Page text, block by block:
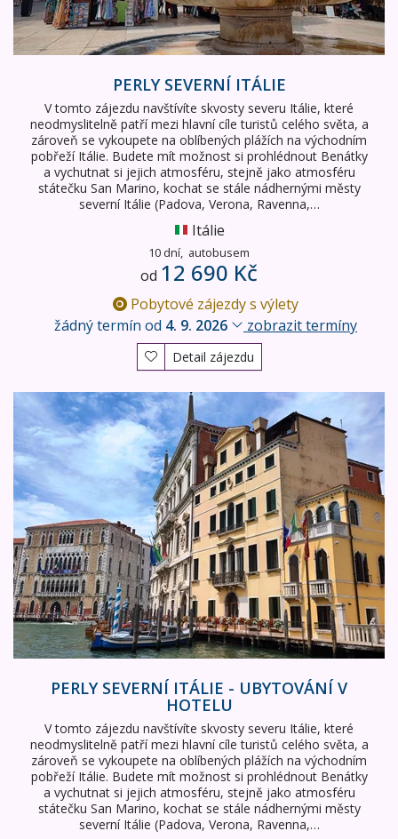
PERLY SEVERNÍ ITÁLIE
V tomto zájezdu navštívíte skvosty severu Itálie, které
neodmyslitelně patří mezi hlavní cíle turistů celého světa, a
zároveň se vykoupete na oblíbených plážích na východním
pobřeží Itálie. Budete mít možnost si prohlédnout Benátky
a vychutnat si jejich atmosféru, stejně jako atmosféru
státečku San Marino, kochat se stále nádhernými městy
severní Itálie (Padova, Verona, Ravenna,…
Itálie
10 dní, autobusem
od 12 690 Kč
Pobytové zájezdy s výlety
žádný termín od 4. 9. 2026 zobrazit termíny
Detail zájezdu
Perly severní Itálie - ubytování v hotelu
PERLY SEVERNÍ ITÁLIE - UBYTOVÁNÍ V
HOTELU
V tomto zájezdu navštívíte skvosty severu Itálie, které
neodmyslitelně patří mezi hlavní cíle turistů celého světa, a
zároveň se vykoupete na oblíbených plážích na východním
pobřeží Itálie. Budete mít možnost si prohlédnout Benátky
a vychutnat si jejich atmosféru, stejně jako atmosféru
státečku San Marino, kochat se stále nádhernými městy
severní Itálie (Padova, Verona, Ravenna,…